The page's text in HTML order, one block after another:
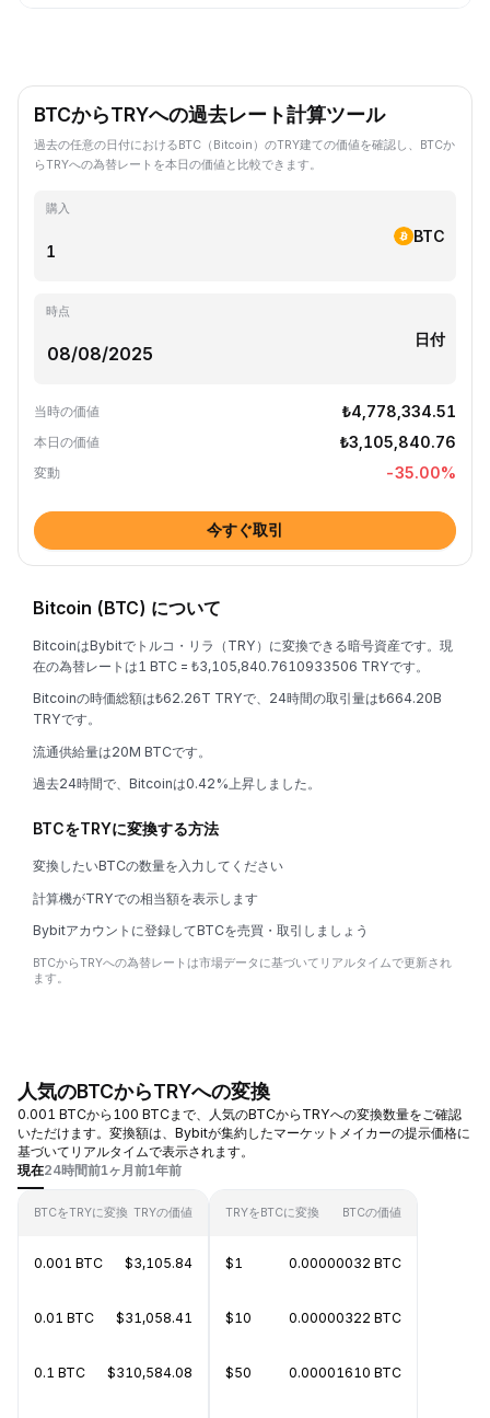
BTCからTRYへの過去レート計算ツール
過去の任意の日付におけるBTC（Bitcoin）のTRY建ての価値を確認し、BTCか
らTRYへの為替レートを本日の価値と比較できます。
購入
BTC
時点
日付
当時の価値 ₺4,778,334.51
本日の価値 ₺3,105,840.76
変動 -35.00%
今すぐ取引
Bitcoin (BTC) について
BitcoinはBybitでトルコ・リラ（TRY）に変換できる暗号資産です。現
在の為替レートは1 BTC = ₺3,105,840.7610933506 TRYです。
Bitcoinの時価総額は₺62.26T TRYで、24時間の取引量は₺664.20B
TRYです。
流通供給量は20M BTCです。
過去24時間で、Bitcoinは0.42%上昇しました。
BTCをTRYに変換する方法
変換したいBTCの数量を入力してください
計算機がTRYでの相当額を表示します
Bybitアカウントに登録してBTCを売買・取引しましょう
BTCからTRYへの為替レートは市場データに基づいてリアルタイムで更新され
ます。
人気のBTCからTRYへの変換
0.001 BTCから100 BTCまで、人気のBTCからTRYへの変換数量をご確認
いただけます。変換額は、Bybitが集約したマーケットメイカーの提示価格に
基づいてリアルタイムで表示されます。
現在24時間前1ヶ月前1年前
BTCをTRYに変換 TRYの価値
0.001 BTC $3,105.84
0.01 BTC $31,058.41
0.1 BTC $310,584.08
TRYをBTCに変換 BTCの価値
$1 0.00000032 BTC
$10 0.00000322 BTC
$50 0.00001610 BTC